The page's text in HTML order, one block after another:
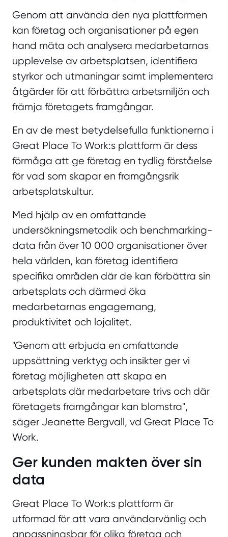
Genom att använda den nya plattformen
kan företag och organisationer på egen
hand mäta och analysera medarbetarnas
upplevelse av arbetsplatsen, identifiera
styrkor och utmaningar samt implementera
åtgärder för att förbättra arbetsmiljön och
främja företagets framgångar.
En av de mest betydelsefulla funktionerna i
Great Place To Work:s plattform är dess
förmåga att ge företag en tydlig förståelse
för vad som skapar en framgångsrik
arbetsplatskultur.
Med hjälp av en omfattande
undersökningsmetodik och benchmarking-
data från över 10 000 organisationer över
hela världen, kan företag identifiera
specifika områden där de kan förbättra sin
arbetsplats och därmed öka
medarbetarnas engagemang,
produktivitet och lojalitet.
"Genom att erbjuda en omfattande
uppsättning verktyg och insikter ger vi
företag möjligheten att skapa en
arbetsplats där medarbetare trivs och där
företagets framgångar kan blomstra",
säger Jeanette Bergvall, vd Great Place To
Work.
Ger kunden makten över sin
data
Great Place To Work:s plattform är
utformad för att vara användarvänlig och
anpassningsbar för olika företag och